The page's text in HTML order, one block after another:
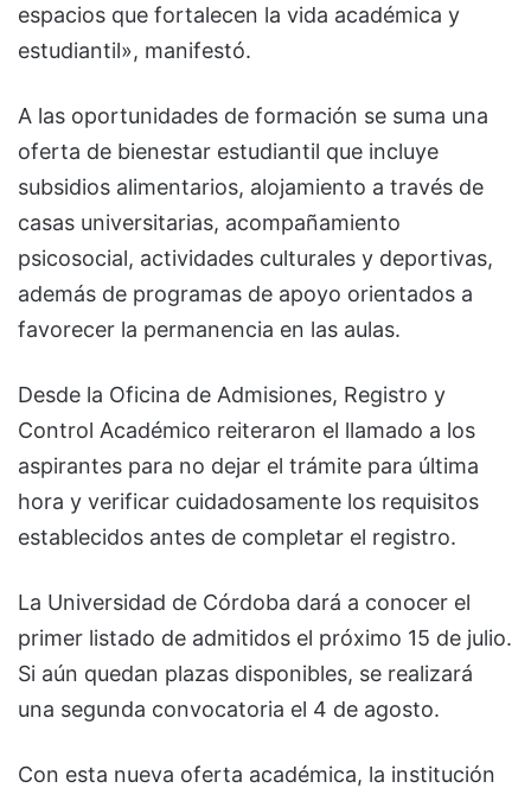
espacios que fortalecen la vida académica y
estudiantil», manifestó.
A las oportunidades de formación se suma una
oferta de bienestar estudiantil que incluye
subsidios alimentarios, alojamiento a través de
casas universitarias, acompañamiento
psicosocial, actividades culturales y deportivas,
además de programas de apoyo orientados a
favorecer la permanencia en las aulas.
Desde la Oficina de Admisiones, Registro y
Control Académico reiteraron el llamado a los
aspirantes para no dejar el trámite para última
hora y verificar cuidadosamente los requisitos
establecidos antes de completar el registro.
La Universidad de Córdoba dará a conocer el
primer listado de admitidos el próximo 15 de julio.
Si aún quedan plazas disponibles, se realizará
una segunda convocatoria el 4 de agosto.
Con esta nueva oferta académica, la institución